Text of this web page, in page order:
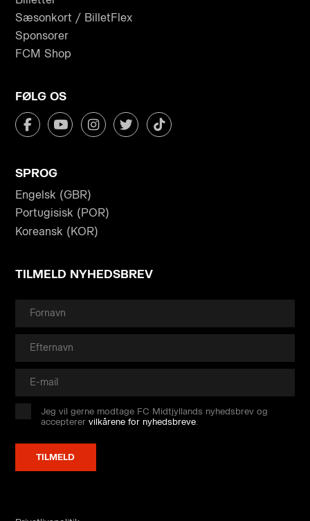
Sæsonkort / BilletFlex
Sponsorer
FCM Shop
FØLG OS
SPROG
Engelsk (GBR)
Portugisisk (POR)
Koreansk (KOR)
TILMELD NYHEDSBREV
Jeg vil gerne modtage FC Midtjyllands nyhedsbrev og
accepterervilkårene for nyhedsbreve.